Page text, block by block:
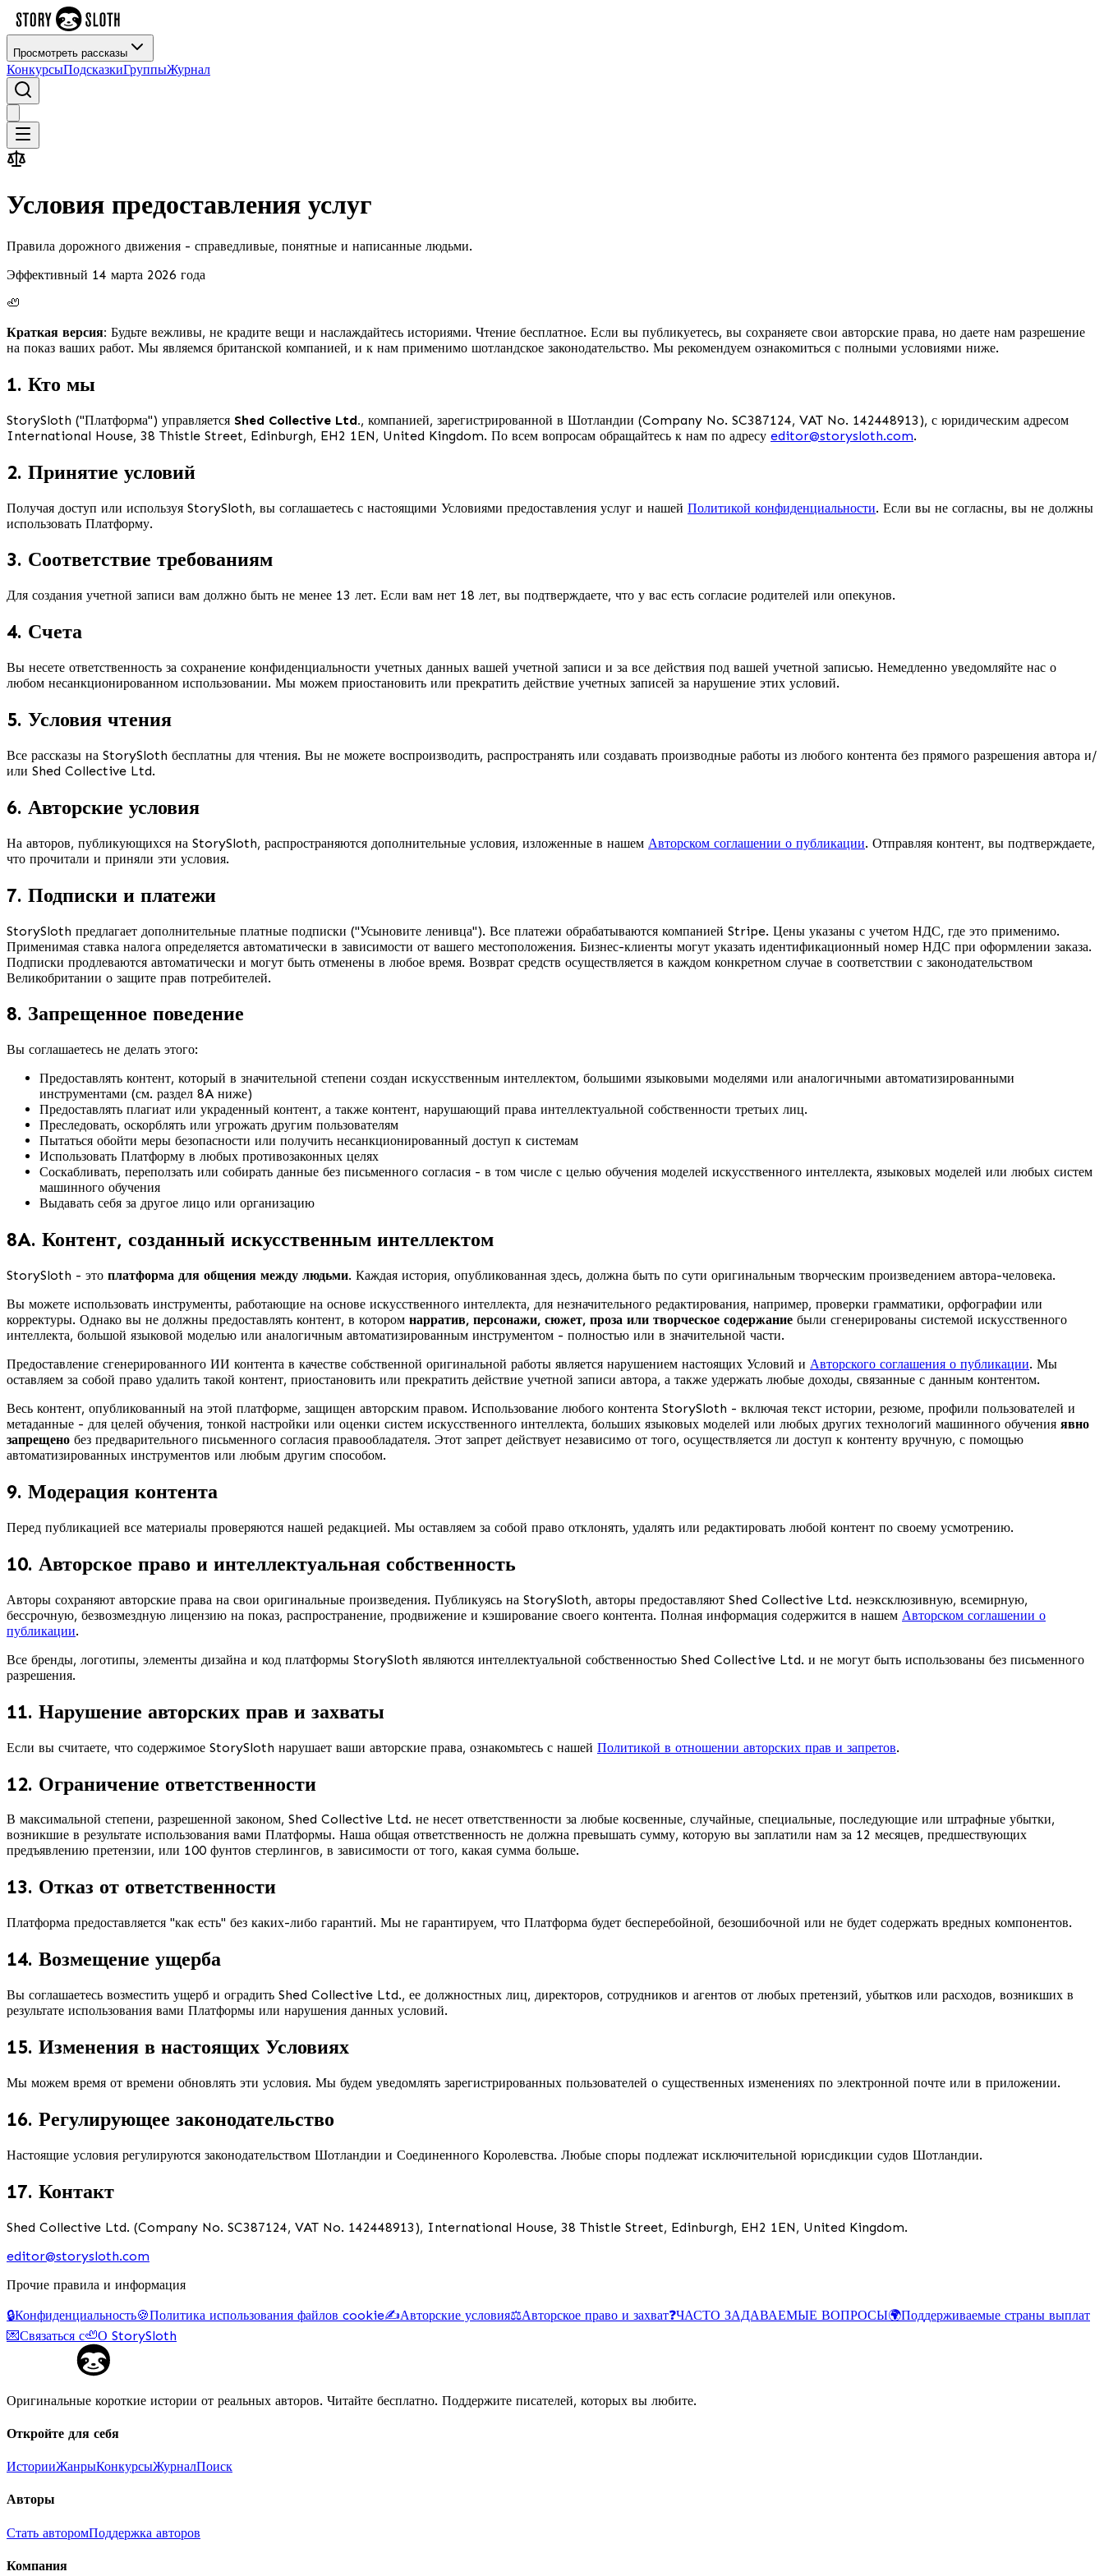
Просмотреть рассказы
КонкурсыПодсказкиГруппыЖурнал
Условия предоставления услуг
Правила дорожного движения - справедливые, понятные и написанные людьми.
Эффективный 14 марта 2026 года
🦥
Краткая версия: Будьте вежливы, не крадите вещи и наслаждайтесь историями. Чтение бесплатное. Если вы публикуетесь, вы сохраняете свои авторские права, но даете нам разрешение
на показ ваших работ. Мы являемся британской компанией, и к нам применимо шотландское законодательство. Мы рекомендуем ознакомиться с полными условиями ниже.
1. Кто мы
StorySloth ("Платформа") управляется Shed Collective Ltd., компанией, зарегистрированной в Шотландии (Company No. SC387124, VAT No. 142448913), с юридическим адресом
International House, 38 Thistle Street, Edinburgh, EH2 1EN, United Kingdom. По всем вопросам обращайтесь к нам по адресу editor@storysloth.com.
2. Принятие условий
Получая доступ или используя StorySloth, вы соглашаетесь с настоящими Условиями предоставления услуг и нашей Политикой конфиденциальности. Если вы не согласны, вы не должны
использовать Платформу.
3. Соответствие требованиям
Для создания учетной записи вам должно быть не менее 13 лет. Если вам нет 18 лет, вы подтверждаете, что у вас есть согласие родителей или опекунов.
4. Счета
Вы несете ответственность за сохранение конфиденциальности учетных данных вашей учетной записи и за все действия под вашей учетной записью. Немедленно уведомляйте нас о
любом несанкционированном использовании. Мы можем приостановить или прекратить действие учетных записей за нарушение этих условий.
5. Условия чтения
Все рассказы на StorySloth бесплатны для чтения. Вы не можете воспроизводить, распространять или создавать производные работы из любого контента без прямого разрешения автора и/
или Shed Collective Ltd.
6. Авторские условия
На авторов, публикующихся на StorySloth, распространяются дополнительные условия, изложенные в нашем Авторском соглашении о публикации. Отправляя контент, вы подтверждаете,
что прочитали и приняли эти условия.
7. Подписки и платежи
StorySloth предлагает дополнительные платные подписки ("Усыновите ленивца"). Все платежи обрабатываются компанией Stripe. Цены указаны с учетом НДС, где это применимо.
Применимая ставка налога определяется автоматически в зависимости от вашего местоположения. Бизнес-клиенты могут указать идентификационный номер НДС при оформлении заказа.
Подписки продлеваются автоматически и могут быть отменены в любое время. Возврат средств осуществляется в каждом конкретном случае в соответствии с законодательством
Великобритании о защите прав потребителей.
8. Запрещенное поведение
Вы соглашаетесь не делать этого:
Предоставлять контент, который в значительной степени создан искусственным интеллектом, большими языковыми моделями или аналогичными автоматизированными
инструментами (см. раздел 8A ниже)
Предоставлять плагиат или украденный контент, а также контент, нарушающий права интеллектуальной собственности третьих лиц.
Преследовать, оскорблять или угрожать другим пользователям
Пытаться обойти меры безопасности или получить несанкционированный доступ к системам
Использовать Платформу в любых противозаконных целях
Соскабливать, переползать или собирать данные без письменного согласия - в том числе с целью обучения моделей искусственного интеллекта, языковых моделей или любых систем
машинного обучения
Выдавать себя за другое лицо или организацию
8A. Контент, созданный искусственным интеллектом
StorySloth - это платформа для общения между людьми. Каждая история, опубликованная здесь, должна быть по сути оригинальным творческим произведением автора-человека.
Вы можете использовать инструменты, работающие на основе искусственного интеллекта, для незначительного редактирования, например, проверки грамматики, орфографии или
корректуры. Однако вы не должны предоставлять контент, в котором нарратив, персонажи, сюжет, проза или творческое содержание были сгенерированы системой искусственного
интеллекта, большой языковой моделью или аналогичным автоматизированным инструментом - полностью или в значительной части.
Предоставление сгенерированного ИИ контента в качестве собственной оригинальной работы является нарушением настоящих Условий и Авторского соглашения о публикации. Мы
оставляем за собой право удалить такой контент, приостановить или прекратить действие учетной записи автора, а также удержать любые доходы, связанные с данным контентом.
Весь контент, опубликованный на этой платформе, защищен авторским правом. Использование любого контента StorySloth - включая текст истории, резюме, профили пользователей и
метаданные - для целей обучения, тонкой настройки или оценки систем искусственного интеллекта, больших языковых моделей или любых других технологий машинного обучения явно
запрещено без предварительного письменного согласия правообладателя. Этот запрет действует независимо от того, осуществляется ли доступ к контенту вручную, с помощью
автоматизированных инструментов или любым другим способом.
9. Модерация контента
Перед публикацией все материалы проверяются нашей редакцией. Мы оставляем за собой право отклонять, удалять или редактировать любой контент по своему усмотрению.
10. Авторское право и интеллектуальная собственность
Авторы сохраняют авторские права на свои оригинальные произведения. Публикуясь на StorySloth, авторы предоставляют Shed Collective Ltd. неэксклюзивную, всемирную,
бессрочную, безвозмездную лицензию на показ, распространение, продвижение и кэширование своего контента. Полная информация содержится в нашем Авторском соглашении о
публикации.
Все бренды, логотипы, элементы дизайна и код платформы StorySloth являются интеллектуальной собственностью Shed Collective Ltd. и не могут быть использованы без письменного
разрешения.
11. Нарушение авторских прав и захваты
Если вы считаете, что содержимое StorySloth нарушает ваши авторские права, ознакомьтесь с нашей Политикой в отношении авторских прав и запретов.
12. Ограничение ответственности
В максимальной степени, разрешенной законом, Shed Collective Ltd. не несет ответственности за любые косвенные, случайные, специальные, последующие или штрафные убытки,
возникшие в результате использования вами Платформы. Наша общая ответственность не должна превышать сумму, которую вы заплатили нам за 12 месяцев, предшествующих
предъявлению претензии, или 100 фунтов стерлингов, в зависимости от того, какая сумма больше.
13. Отказ от ответственности
Платформа предоставляется "как есть" без каких-либо гарантий. Мы не гарантируем, что Платформа будет бесперебойной, безошибочной или не будет содержать вредных компонентов.
14. Возмещение ущерба
Вы соглашаетесь возместить ущерб и оградить Shed Collective Ltd., ее должностных лиц, директоров, сотрудников и агентов от любых претензий, убытков или расходов, возникших в
результате использования вами Платформы или нарушения данных условий.
15. Изменения в настоящих Условиях
Мы можем время от времени обновлять эти условия. Мы будем уведомлять зарегистрированных пользователей о существенных изменениях по электронной почте или в приложении.
16. Регулирующее законодательство
Настоящие условия регулируются законодательством Шотландии и Соединенного Королевства. Любые споры подлежат исключительной юрисдикции судов Шотландии.
17. Контакт
Shed Collective Ltd. (Company No. SC387124, VAT No. 142448913), International House, 38 Thistle Street, Edinburgh, EH2 1EN, United Kingdom.
editor@storysloth.com
Прочие правила и информация
🔒Конфиденциальность🍪Политика использования файлов cookie✍️Авторские условия⚖️Авторское право и захват❓ЧАСТО ЗАДАВАЕМЫЕ ВОПРОСЫ🌍Поддерживаемые страны выплат
💌Связаться с🦥О StorySloth
Оригинальные короткие истории от реальных авторов. Читайте бесплатно. Поддержите писателей, которых вы любите.
Откройте для себя
ИсторииЖанрыКонкурсыЖурналПоиск
Авторы
Стать авторомПоддержка авторов
Компания